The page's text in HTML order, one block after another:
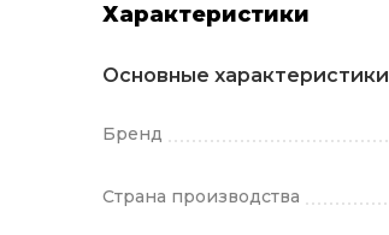
Характеристики
Основные характеристики
Бренд
Страна производства